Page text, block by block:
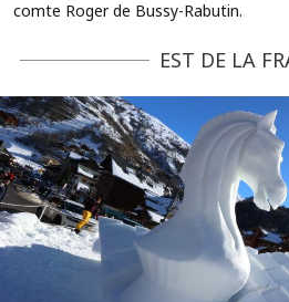
comte Roger de Bussy-Rabutin.
EST DE LA